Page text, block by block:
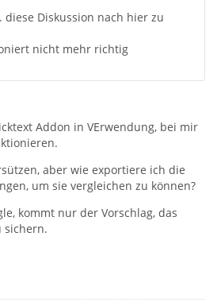
diese Diskussion nach hier zu
nicht mehr richtig
Addon in VErwendung, bei mir
aber wie exportiere ich die
um sie vergleichen zu können?
kommt nur der Vorschlag, das
sichern.